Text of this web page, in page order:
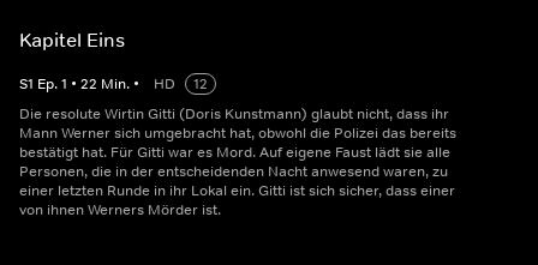
Kapitel Eins
S1 Ep.1 • 22 Min. • HD
12
Die resolute Wirtin Gitti (Doris Kunstmann) glaubt nicht, dass ihr
Mann Werner sich umgebracht hat, obwohl die Polizei das bereits
bestätigt hat. Für Gitti war es Mord. Auf eigene Faust lädt sie alle
Personen, die in der entscheidenden Nacht anwesend waren, zu
einer letzten Runde in ihr Lokal ein. Gitti ist sich sicher, dass einer
von ihnen Werners Mörder ist.